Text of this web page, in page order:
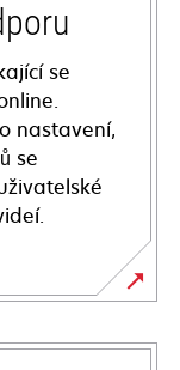
se
nastavení,
se